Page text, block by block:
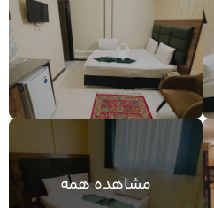
مشاهده همه